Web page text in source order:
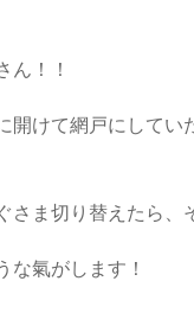
ん！！
開けて網戸にして
さま切り替えたら、
な氣がします！